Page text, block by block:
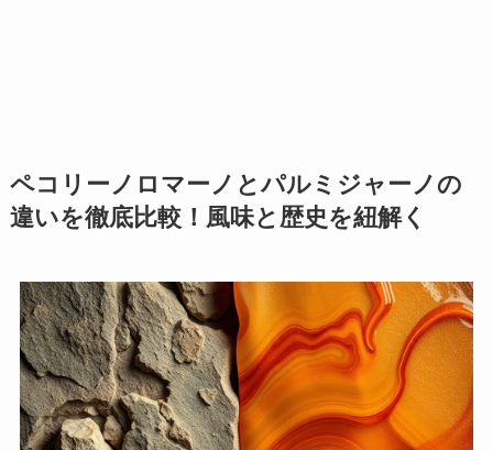
ペコリーノロマーノとパルミジャーノの
違いを徹底比較！風味と歴史を紐解く